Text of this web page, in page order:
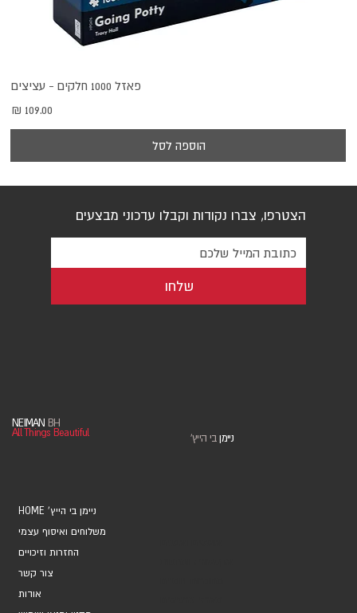
פאזל 1000 חלקים - עציצים
מחיר
הוספה לסל
HOME 'ניימן בי הייץ
משלוחים ואיסוף עצמי
החזרות וזיכויים
צור קשר
אודות
הצטרפו, צברו נקודות וקבלו עדכוני מבצעים
שלחו
NEIMAN BH
All Things Beautiful
' ניימן בי הייץ